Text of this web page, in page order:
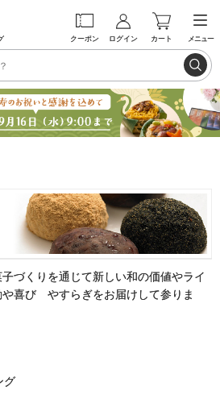
クーポン ログイン カート メニュー
づくりを通じて新しい和の価値やライ
や喜び やすらぎをお届けして参りま
グ